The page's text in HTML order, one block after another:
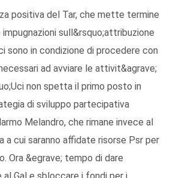
positiva del Tar, che mette termine
sull&rsquo;attribuzione
sono in condizione di procedere con
ad avviare le attivit&agrave;
non spetta il primo posto in
di sviluppo partecipativa
Melandro, che rimane invece al
a cui saranno affidate risorse Psr per
Ora &egrave; tempo di dare